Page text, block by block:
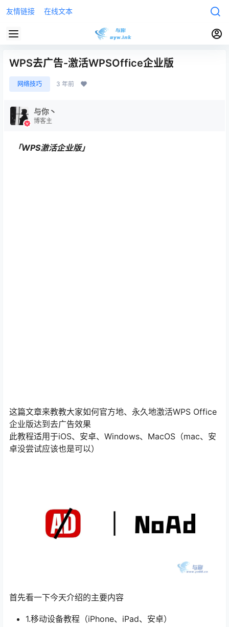
友情链接 在线文本
WPS去广告-激活WPSOffice企业版
网络技巧 3 年前
与你丶
博客主
「WPS激活企业版」
这篇文章来教教大家如何官方地、永久地激活WPS Office
企业版达到去广告效果
此教程适用于iOS、安卓、Windows、MacOS（mac、安
卓没尝试应该也是可以）
首先看一下今天介绍的主要内容
1.移动设备教程（iPhone、iPad、安卓）